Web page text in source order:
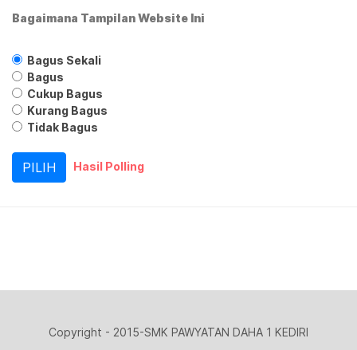
Bagaimana Tampilan Website Ini
Bagus Sekali
Bagus
Cukup Bagus
Kurang Bagus
Tidak Bagus
Hasil Polling
Copyright - 2015-SMK PAWYATAN DAHA 1 KEDIRI